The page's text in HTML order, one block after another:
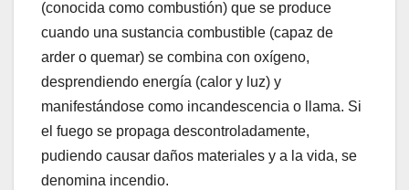
(conocida como combustión) que se produce
cuando una sustancia combustible (capaz de
arder o quemar) se combina con oxígeno,
desprendiendo energía (calor y luz) y
manifestándose como incandescencia o llama. Si
el fuego se propaga descontroladamente,
pudiendo causar daños materiales y a la vida, se
denomina incendio.